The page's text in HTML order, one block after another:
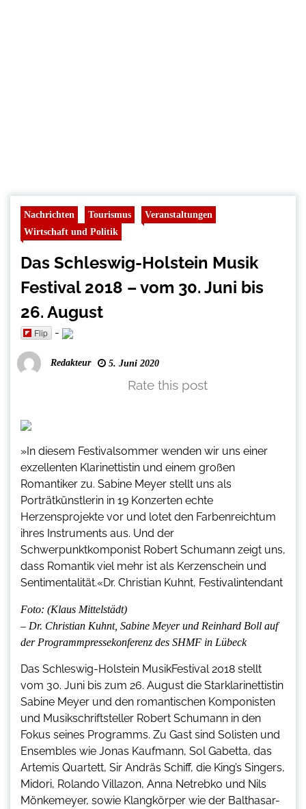
Nachrichten Tourismus
Veranstaltungen
Wirtschaft und Politik
Das Schleswig-Holstein Musik
Festival 2018 – vom 30. Juni bis
26. August
Flip -
Redakteur 5. Juni 2020
Rate this post
»In diesem Festivalsommer wenden wir uns einer
exzellenten Klarinettistin und einem großen
Romantiker zu. Sabine Meyer stellt uns als
Porträtkünstlerin in 19 Konzerten echte
Herzensprojekte vor und lotet den Farbenreichtum
ihres Instruments aus. Und der
Schwerpunktkomponist Robert Schumann zeigt uns,
dass Romantik viel mehr ist als Kerzenschein und
Sentimentalität.«Dr. Christian Kuhnt, Festivalintendant
Foto: (Klaus Mittelstädt)
– Dr. Christian Kuhnt, Sabine Meyer und Reinhard Boll auf
der Programmpressekonferenz des SHMF in Lübeck
Das Schleswig-Holstein MusikFestival 2018 stellt
vom 30. Juni bis zum 26. August die Starklarinettistin
Sabine Meyer und den romantischen Komponisten
und Musikschriftsteller Robert Schumann in den
Fokus seines Programms. Zu Gast sind Solisten und
Ensembles wie Jonas Kaufmann, Sol Gabetta, das
Artemis Quartett, Sir Andräs Schiff, die King’s Singers,
Midori, Rolando Villazon, Anna Netrebko und Nils
Mönkemeyer, sowie Klangkörper wie der Balthasar-